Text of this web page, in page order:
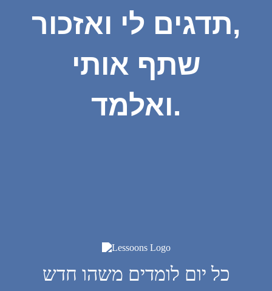
תדגים לי ואזכור,
שתף אותי
ואלמד.
כל יום לומדים משהו חדש